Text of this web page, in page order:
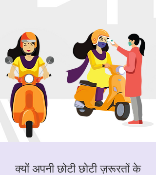
क्यों अपनी छोटी छोटी ज़रूरतों के